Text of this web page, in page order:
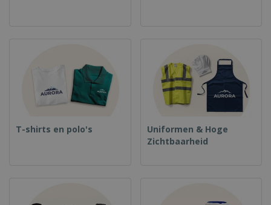
T-shirts en polo's
Uniformen & Hoge
Zichtbaarheid